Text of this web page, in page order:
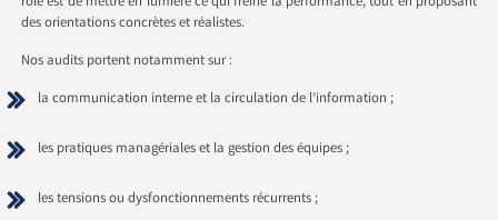
des orientations concrètes et réalistes.
Nos audits portent notamment sur :
la communication interne et la circulation de l’information ;
les pratiques managériales et la gestion des équipes ;
les tensions ou dysfonctionnements récurrents ;